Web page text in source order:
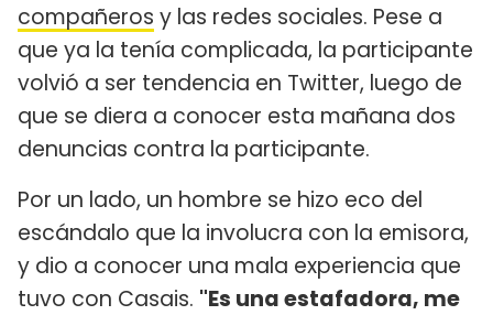
compañeros y las redes sociales. Pese a
que ya la tenía complicada, la participante
volvió a ser tendencia en Twitter, luego de
que se diera a conocer esta mañana dos
denuncias contra la participante.
Por un lado, un hombre se hizo eco del
escándalo que la involucra con la emisora,
y dio a conocer una mala experiencia que
tuvo con Casais. "Es una estafadora, me